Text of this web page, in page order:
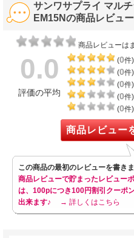
サンワサプライ マル
EM15Nの商品レビュー
商品レビューは
0.0
評価の平均
(0件)
(0件)
(0件)
(0件)
(0件)
商品レビュー
この商品の最初のレビューを書き
商品レビューで貯まったレビュー
は、100pにつき100円割引クーポ
出来ます♪
→ 詳しくはこちら